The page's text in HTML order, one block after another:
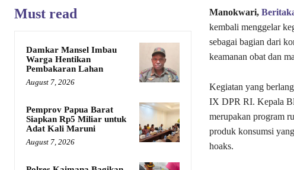
Must read
Damkar Mansel Imbau
Warga Hentikan
Pembakaran Lahan
August 7, 2026
Pemprov Papua Barat
Siapkan Rp5 Miliar untuk
Adat Kali Maruni
August 7, 2026
Manokwari,
kembali menggelar
sebagai bagian dari
keamanan obat dan
Kegiatan yang
IX DPR RI. Kepala
merupakan program
produk konsumsi
hoaks.